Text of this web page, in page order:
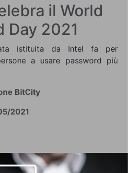
il World
Day 2021
istituita da Intel fa per
a usare password più
BitCity
2021